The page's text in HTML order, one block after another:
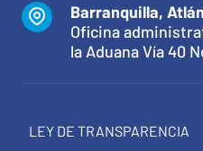
Barranquilla,
Oficina
la Aduana Vía 40
LEY DE TRANSPARENCIA